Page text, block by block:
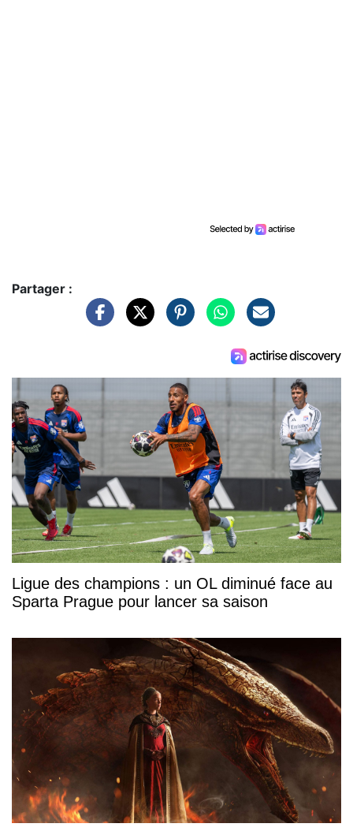
Partager :
Ligue des champions : un OL diminué face au
Sparta Prague pour lancer sa saison